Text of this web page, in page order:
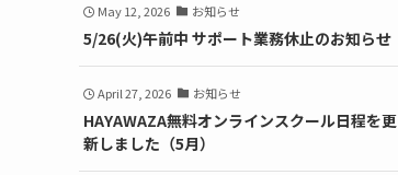
May 12, 2026 お知らせ
5/26(火)午前中 サポート業務休止のお知らせ
April 27, 2026 お知らせ
HAYAWAZA無料オンラインスクール日程を更
新しました（5月）